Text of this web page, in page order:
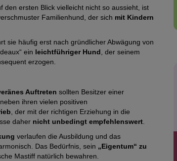
ersten Blick vielleicht nicht so aussieht, ist
Familienhund, der sich mit Kindern
sie häufig erst nach gründlicher Abwägung von
ein leichtführiger Hund , der seinem
erzogen.
Auftreten sollten Besitzer einer
ihren vielen positiven
, der mit der richtigen Erziehung in die
daher nicht unbedingt empfehlenswert
verlaufen die Ausbildung und das
Das Bedürfnis, sein „Eigentum“ zu
Mastiff natürlich bewahren.